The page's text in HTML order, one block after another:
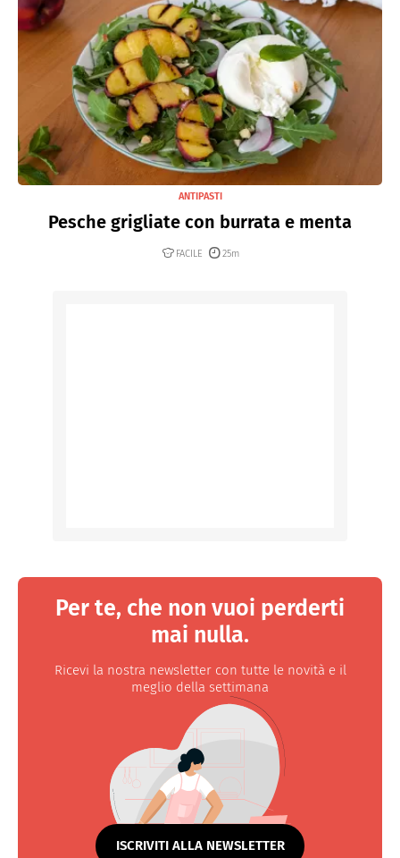
ANTIPASTI
Pesche grigliate con burrata e menta
FACILE 25m
Per te, che non vuoi perderti
mai nulla.
Ricevi la nostra newsletter con tutte le novità e il
meglio della settimana
ISCRIVITI ALLA NEWSLETTER